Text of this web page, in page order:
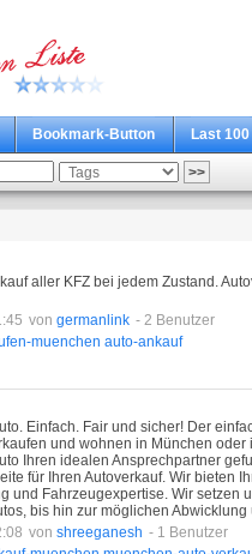
Bookmark-Button Last 100
aller KFZ bei jedem Zustand.
von germanlink - 2 Benutzer
muenchen auto-ankauf
Einfach. Fair und sicher! Der
und wohnen in München
Ihren idealen Ansprechpartner
für Ihren Autoverkauf. Wir bieten
und Fahrzeugexpertise. Wir setzen
bis hin zur möglichen Abwicklung
von shreeganesh - 1 Benutzer